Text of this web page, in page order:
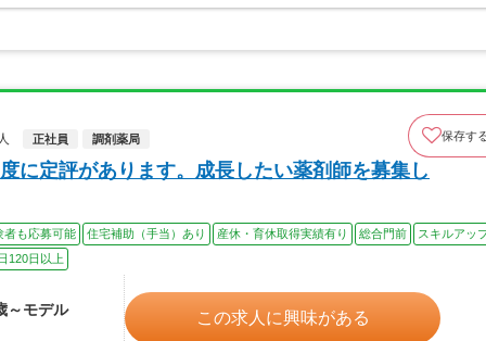
正社員 調剤薬局 保存す
定評があります。成長したい薬剤師を募集し
者も応募可能 住宅補助（手当）あり 産休・育休取得実績有り 総合門前
スキルアッ
120日以上
～モデル この求人に興味がある